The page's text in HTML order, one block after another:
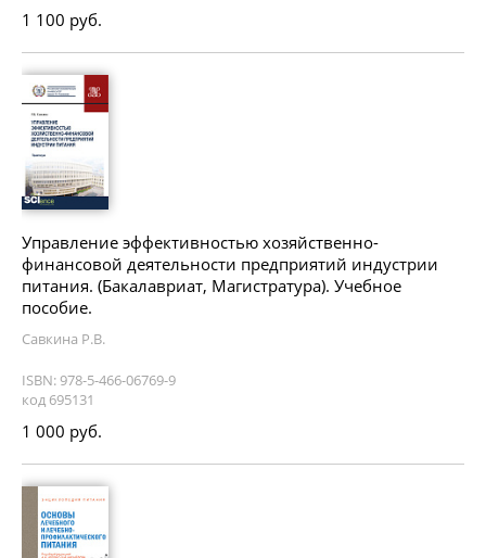
1 100 руб.
Управление эффективностью хозяйственно-
финансовой деятельности предприятий индустрии
питания. (Бакалавриат, Магистратура). Учебное
пособие.
Савкина Р.В.
ISBN: 978-5-466-06769-9
код 695131
1 000 руб.